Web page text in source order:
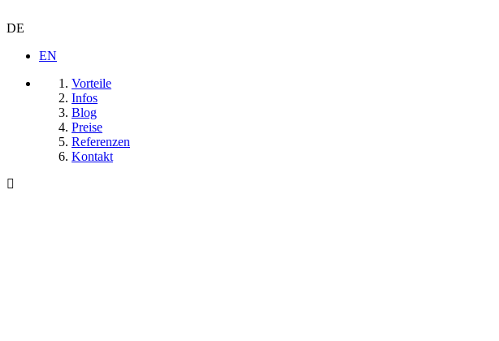
DE
EN
Vorteile
Infos
Blog
Preise
Referenzen
Kontakt